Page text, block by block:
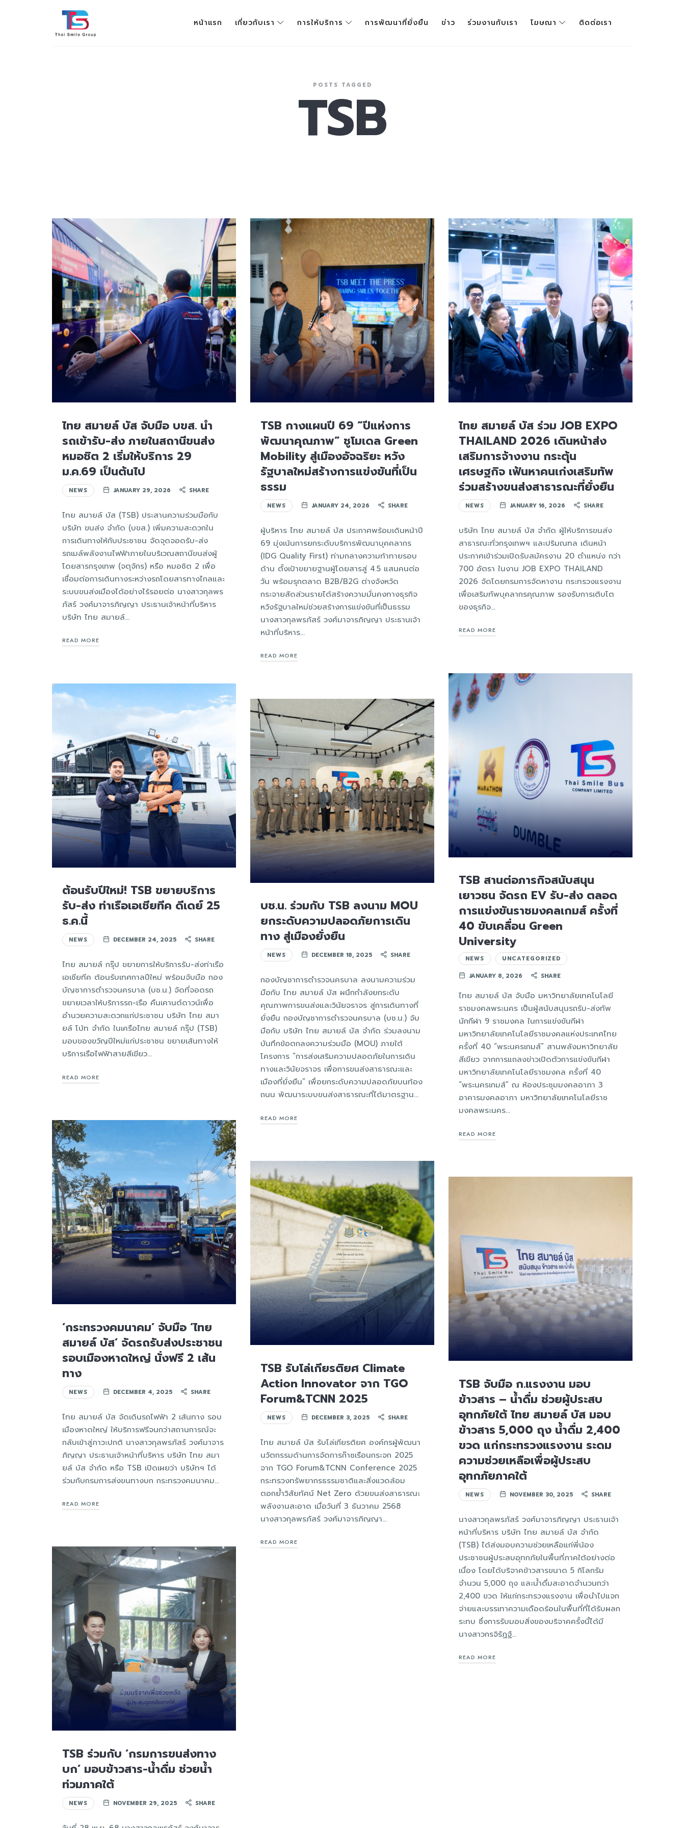
THAI SMILE GROUP หน้าแรก เกี่ยวกับเรา การให้บริการ การพัฒนาที่ยั่งยืน ข่าว ร่วมงานกับเรา โฆษณา ติดต่อเรา
POSTS TAGGED
TSB
ไทย สมายล์ บัส จับมือ บขส. นำ
รถเข้ารับ-ส่ง ภายในสถานีขนส่ง
หมอชิต 2 เริ่มให้บริการ 29
ม.ค.69 เป็นต้นไป
NEWS JANUARY 29, 2026 SHARE
ไทย สมายล์ บัส (TSB) ประสานความร่วมมือกับ
บริษัท ขนส่ง จำกัด (บขส.) เพิ่มความสะดวกใน
การเดินทางให้กับประชาชน จัดจุดจอดรับ-ส่ง
รถเมล์พลังงานไฟฟ้าภายในบริเวณสถานีขนส่งผู้
โดยสารกรุงเทพ (จตุจักร) หรือ หมอชิต 2 เพื่อ
เชื่อมต่อการเดินทางระหว่างรถโดยสารทางไกลและ
ระบบขนส่งเมืองได้อย่างไร้รอยต่อ นางสาวกุลพร
ภัสร์ วงศ์มาจารภิญญา ประธานเจ้าหน้าที่บริหาร
บริษัท ไทย สมายล์…
READ MORE
TSB กางแผนปี 69 “ปีแห่งการ
พัฒนาคุณภาพ” ชูโมเดล Green
Mobility สู่เมืองอัจฉริยะ หวัง
รัฐบาลใหม่สร้างการแข่งขันที่เป็น
ธรรม
NEWS JANUARY 24, 2026 SHARE
ผู้บริหาร ไทย สมายล์ บัส ประกาศพร้อมเดินหน้าปี
69 มุ่งเน้นการยกระดับบริการพัฒนาบุคคลากร
(IDG Quality First) ท่ามกลางความท้าทายรอบ
ด้าน ตั้งเป้าขยายฐานผู้โดยสารสู่ 4.5 แสนคนต่อ
วัน พร้อมรุกตลาด B2B/B2G ต่างจังหวัด
กระจายสัดส่วนรายได้สร้างความมั่นคงทางธุรกิจ
หวังรัฐบาลใหม่ช่วยสร้างการแข่งขันที่เป็นธรรม
นางสาวกุลพรภัสร์ วงศ์มาจารภิญญา ประธานเจ้า
หน้าที่บริหาร…
READ MORE
ไทย สมายล์ บัส ร่วม JOB EXPO
THAILAND 2026 เดินหน้าส่ง
เสริมการจ้างงาน กระตุ้น
เศรษฐกิจ เฟ้นหาคนเก่งเสริมทัพ
ร่วมสร้างขนส่งสาธารณะที่ยั่งยืน
NEWS JANUARY 16, 2026 SHARE
บริษัท ไทย สมายล์ บัส จำกัด ผู้ให้บริการขนส่ง
สาธารณะทั่วกรุงเทพฯ และปริมณฑล เดินหน้า
ประกาศเข้าร่วมเปิดรับสมัครงาน 20 ตำแหน่ง กว่า
700 อัตรา ในงาน JOB EXPO THAILAND
2026 จัดโดยกรมการจัดหางาน กระทรวงแรงงาน
เพื่อเสริมทัพบุคลากรคุณภาพ รองรับการเติบโต
ของธุรกิจ…
READ MORE
TSB สานต่อภารกิจสนับสนุน
เยาวชน จัดรถ EV รับ-ส่ง ตลอด
การแข่งขันราชมงคลเกมส์ ครั้งที่
40 ขับเคลื่อน Green
University
NEWS
UNCATEGORIZED
JANUARY 8, 2026
SHARE
ไทย สมายล์ บัส จับมือ มหาวิทยาลัยเทคโนโลยี
ราชมงคลพระนคร เป็นผู้สนับสนุนรถรับ-ส่งทัพ
นักกีฬา 9 ราชมงคล ในการแข่งขันกีฬา
มหาวิทยาลัยเทคโนโลยีราชมงคลแห่งประเทศไทย
ครั้งที่ 40 “พระนครเกมส์” สานพลังมหาวิทยาลัย
สีเขียว จากการแถลงข่าวเปิดตัวการแข่งขันกีฬา
มหาวิทยาลัยเทคโนโลยีราชมงคล ครั้งที่ 40
“พระนครเกมส์” ณ ห้องประชุมมงคลอาภา 3
อาคารมงคลอาภา มหาวิทยาลัยเทคโนโลยีราช
มงคลพระนคร…
READ MORE
ต้อนรับปีใหม่! TSB ขยายบริการ
รับ-ส่ง ท่าเรือเอเชียทีค ดีเดย์ 25
ธ.ค.นี้
NEWS DECEMBER 24, 2025 SHARE
ไทย สมายล์ กรุ๊ป ขยายการให้บริการรับ-ส่งท่าเรือ
เอเชียทีค ต้อนรับเทศกาลปีใหม่ พร้อมจับมือ กอง
บัญชาการตำรวจนครบาล (บช.น.) จัดที่จอดรถ
ขยายเวลาให้บริการรถ-เรือ คืนเคานต์ดาวน์เพื่อ
อำนวยความสะดวกแก่ประชาชน บริษัท ไทย สมา
ยล์ โบ้ท จำกัด ในเครือไทย สมายล์ กรุ๊ป (TSB)
มอบของขวัญปีใหม่แก่ประชาชน ขยายเส้นทางให้
บริการเรือไฟฟ้าสายสีเขียว…
READ MORE
บช.น. ร่วมกับ TSB ลงนาม MOU
ยกระดับความปลอดภัยการเดิน
ทาง สู่เมืองยั่งยืน
NEWS DECEMBER 18, 2025 SHARE
กองบัญชาการตำรวจนครบาล ลงนามความร่วม
มือกับ ไทย สมายล์ บัส ผนึกกำลังยกระดับ
คุณภาพการขนส่งและวินัยจราจร สู่การเดินทางที่
ยั่งยืน กองบัญชาการตำรวจนครบาล (บช.น.) จับ
มือกับ บริษัท ไทย สมายล์ บัส จำกัด ร่วมลงนาม
บันทึกข้อตกลงความร่วมมือ (MOU) ภายใต้
โครงการ “การส่งเสริมความปลอดภัยในการเดิน
ทางและวินัยจราจร เพื่อการขนส่งสาธารณะและ
เมืองที่ยั่งยืน” เพื่อยกระดับความปลอดภัยบนท้อง
ถนน พัฒนาระบบขนส่งสาธารณะที่ได้มาตรฐาน…
READ MORE
‘กระทรวงคมนาคม’ จับมือ ‘ไทย
สมายล์ บัส’ จัดรถรับส่งประชาชน
รอบเมืองหาดใหญ่ นั่งฟรี 2 เส้น
ทาง
NEWS DECEMBER 4, 2025 SHARE
ไทย สมายล์ บัส จัดเดินรถไฟฟ้า 2 เส้นทาง รอบ
เมืองหาดใหญ่ ให้บริการฟรีจนกว่าสถานการณ์จะ
กลับเข้าสู่ภาวะปกติ นางสาวกุลพรภัสร์ วงศ์มาจาร
ภิญญา ประธานเจ้าหน้าที่บริหาร บริษัท ไทย สมา
ยล์ บัส จำกัด หรือ TSB เปิดเผยว่า บริษัทฯ ได้
ร่วมกับกรมการส่งขนทางบก กระทรวงคมนาคม…
READ MORE
TSB รับโล่เกียรติยศ Climate
Action Innovator จาก TGO
Forum&TCNN 2025
NEWS DECEMBER 3, 2025 SHARE
ไทย สมายล์ บัส รับโล่เกียรติยศ องค์กรผู้พัฒนา
นวัตกรรมด้านการจัดการก๊าซเรือนกระจก 2025
จาก TGO Forum&TCNN Conference 2025
กระทรวงทรัพยากรธรรมชาติและสิ่งแวดล้อม
ตอกย้ำวิสัยทัศน์ Net Zero ด้วยขนส่งสาธารณะ
พลังงานสะอาด เมื่อวันที่ 3 ธันวาคม 2568
นางสาวกุลพรภัสร์ วงศ์มาจารภิญญา…
READ MORE
TSB จับมือ ก.แรงงาน มอบ
ข้าวสาร – น้ำดื่ม ช่วยผู้ประสบ
อุทกภัยใต้ ไทย สมายล์ บัส มอบ
ข้าวสาร 5,000 ถุง น้ำดื่ม 2,400
ขวด แก่กระทรวงแรงงาน ระดม
ความช่วยเหลือเพื่อผู้ประสบ
อุทกภัยภาคใต้
NEWS NOVEMBER 30, 2025 SHARE
นางสาวกุลพรภัสร์ วงศ์มาจารภิญญา ประธานเจ้า
หน้าที่บริหาร บริษัท ไทย สมายล์ บัส จำกัด
(TSB) ได้ส่งมอบความช่วยเหลือแก่พี่น้อง
ประชาชนผู้ประสบอุทกภัยในพื้นที่ภาคใต้อย่างต่อ
เนื่อง โดยได้บริจาคข้าวสารขนาด 5 กิโลกรัม
จำนวน 5,000 ถุง และน้ำดื่มสะอาดจำนวนกว่า
2,400 ขวด ให้แก่กระทรวงแรงงาน เพื่อนำไปแจก
จ่ายและบรรเทาความเดือดร้อนในพื้นที่ที่ได้รับผลก
ระทบ ซึ่งการรับมอบสิ่งของบริจาคครั้งนี้ได้มี
นางสาวกรจิรัฏฐ์…
READ MORE
TSB ร่วมกับ ‘กรมการขนส่งทาง
บก’ มอบข้าวสาร-น้ำดื่ม ช่วยน้ำ
ท่วมภาคใต้
NEWS NOVEMBER 29, 2025 SHARE